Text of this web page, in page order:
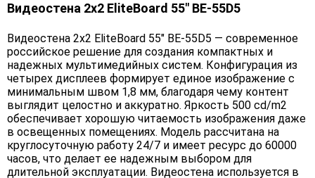
Видеостена 2x2 EliteBoard 55" BE-55D5
Видеостена 2x2 EliteBoard 55" BE-55D5 — современное
российское решение для создания компактных и
надежных мультимедийных систем. Конфигурация из
четырех дисплеев формирует единое изображение с
минимальным швом 1,8 мм, благодаря чему контент
выглядит целостно и аккуратно. Яркость 500 cd/m2
обеспечивает хорошую читаемость изображения даже
в освещенных помещениях. Модель рассчитана на
круглосуточную работу 24/7 и имеет ресурс до 60000
часов, что делает ее надежным выбором для
длительной эксплуатации. Видеостена используется в